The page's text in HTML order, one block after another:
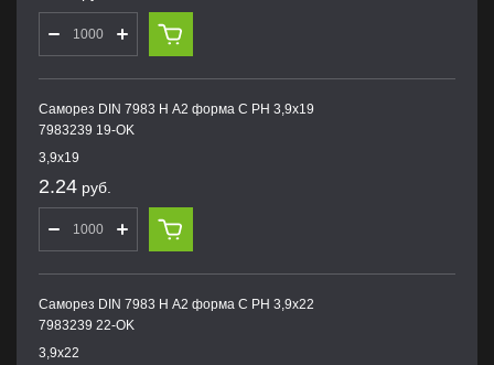
Саморез DIN 7983 H А2 форма С PH 3,9х19
7983239 19-OK
3,9х19
2.24 руб.
Саморез DIN 7983 H А2 форма С PH 3,9х22
7983239 22-OK
3,9х22